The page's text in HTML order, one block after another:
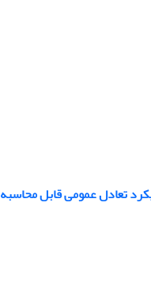
تعادل عمومی قابل محاسبه